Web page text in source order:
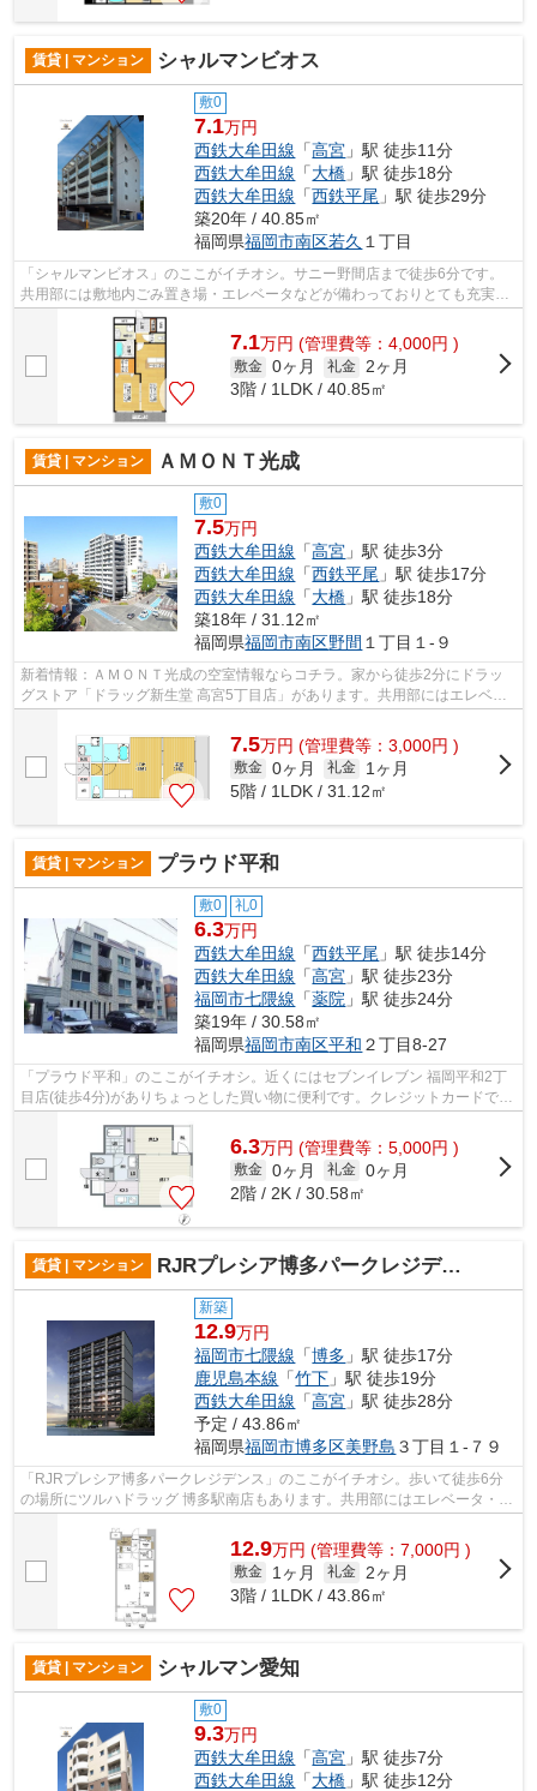
賃貸 | マンション シャルマンビオス
敷0
7.1万円
西鉄大牟田線 「高宮 」駅 徒歩11分
西鉄大牟田線 「大橋 」駅 徒歩18分
西鉄大牟田線 「西鉄平尾 」駅 徒歩29分
築20年 / 40.85㎡
福岡県福岡市南区若久 １丁目
「シャルマンビオス」のここがイチオシ。サニー野間店まで徒歩6分です。
共用部には敷地内ごみ置き場・エレベータなどが備わっておりとても充実し
ています。四季折々の風を感じられる通...
7.1万円 (管理費等：4,000円 )
敷金 0ヶ月 礼金
2ヶ月
3階 / 1LDK / 40.85㎡
賃貸 | マンション ＡＭＯＮＴ光成
敷0
7.5万円
西鉄大牟田線 「高宮 」駅 徒歩3分
西鉄大牟田線 「西鉄平尾 」駅 徒歩17分
西鉄大牟田線 「大橋 」駅 徒歩18分
築18年 / 31.12㎡
福岡県福岡市南区野間 １丁目１-９
新着情報：ＡＭＯＮＴ光成の空室情報ならコチラ。家から徒歩2分にドラッ
グストア「ドラッグ新生堂 高宮5丁目店」があります。共用部にはエレベー
7.5万円 (管理費等：3,000円 )
敷金 0ヶ月 礼金
1ヶ月
5階 / 1LDK / 31.12㎡
賃貸 | マンション プラウド平和
敷0 礼0
6.3万円
西鉄大牟田線 「西鉄平尾 」駅 徒歩14分
西鉄大牟田線 「高宮 」駅 徒歩23分
福岡市七隈線 「薬院 」駅 徒歩24分
築19年 / 30.58㎡
福岡県福岡市南区平和 ２丁目8-27
「プラウド平和」のここがイチオシ。近くにはセブンイレブン 福岡平和2丁
目店(徒歩4分)がありちょっとした買い物に便利です。クレジットカードで初
6.3万円 (管理費等：5,000円 )
敷金 0ヶ月 礼金 0ヶ月
2階 / 2K / 30.58㎡
賃貸 | マンション RJRプレシア博多パークレジデンス
新築
12.9万円
福岡市七隈線 「博多 」駅 徒歩17分
鹿児島本線 「竹下 」駅 徒歩19分
西鉄大牟田線 「高宮 」駅 徒歩28分
予定 / 43.86㎡
福岡県福岡市博多区美野島 ３丁目１-７９
「RJRプレシア博多パークレジデンス」のここがイチオシ。歩いて徒歩6分
の場所にツルハドラッグ 博多駅南店もあります。共用部にはエレベータ・敷
12.9万円 (管理費等：7,000円 )
敷金 1ヶ月 礼金
2ヶ月
3階 / 1LDK / 43.86㎡
賃貸 | マンション シャルマン愛知
敷0
9.3万円
西鉄大牟田線 「高宮 」駅 徒歩7分
西鉄大牟田線 「大橋 」駅 徒歩12分